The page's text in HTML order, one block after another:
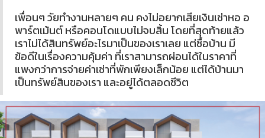
เพื่อนๆ วัยทำงานหลายๆ คน คงไม่อยากเสียเงินเช่าหอ อ
พาร์ตเม้นต์ หรือคอนโดแบบไม่จบสิ้น โดยที่สุดท้ายแล้ว
เราไม่ได้สินทรัพย์อะไรมาเป็นของเราเลย แต่ซื้อบ้าน มี
ข้อดีในเรื่องความคุ้มค่า ที่เราสามารถผ่อนได้ในราคาที่
แพงกว่าการจ่ายค่าเช่าที่พักเพียงเล็กน้อย แต่ได้บ้านมา
เป็นทรัพย์สินของเรา และอยู่ได้ตลอดชีวิต